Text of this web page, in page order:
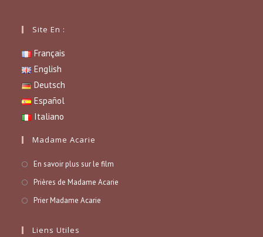
Site En :
Français
English
Deutsch
Español
Italiano
Madame Acarie
En savoir plus sur le film
Prières de Madame Acarie
Prier Madame Acarie
Liens Utiles